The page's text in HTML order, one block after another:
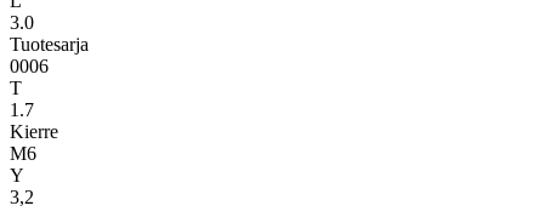
3.0
Tuotesarja
0006
T
1.7
Kierre
M6
Y
3,2